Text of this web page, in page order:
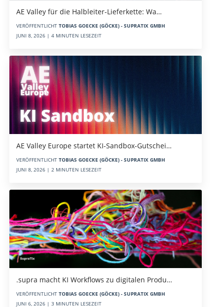
AE Valley für die Halbleiter-Lieferkette: Wa…
VERÖFFENTLICHT TOBIAS GOECKE (GÖCKE) - SUPRATIX GMBH
JUNI 8, 2026 | 4 MINUTEN LESEZEIT
AE Valley Europe startet KI-Sandbox-Gutschei…
VERÖFFENTLICHT TOBIAS GOECKE (GÖCKE) - SUPRATIX GMBH
JUNI 8, 2026 | 2 MINUTEN LESEZEIT
.supra macht KI Workflows zu digitalen Produ…
VERÖFFENTLICHT TOBIAS GOECKE (GÖCKE) - SUPRATIX GMBH
JUNI 6, 2026 | 3 MINUTEN LESEZEIT